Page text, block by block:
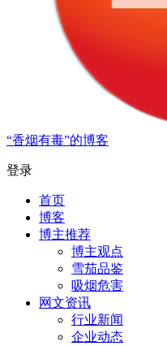
“香烟有毒”的博客
登录
首页
博客
博主推荐
博主观点
雪茄品鉴
吸烟危害
网文资讯
行业新闻
企业动态